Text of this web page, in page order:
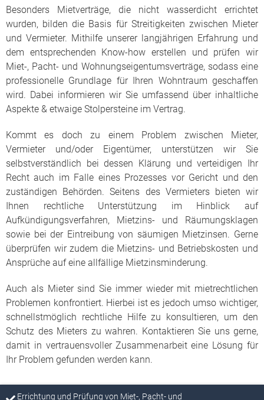
Besonders Mietverträge, die nicht wasserdicht errichtet
wurden, bilden die Basis für Streitigkeiten zwischen Mieter
und Vermieter. Mithilfe unserer langjährigen Erfahrung und
dem entsprechenden Know-how erstellen und prüfen wir
Miet-, Pacht- und Wohnungseigentumsverträge, sodass eine
professionelle Grundlage für Ihren Wohntraum geschaffen
wird. Dabei informieren wir Sie umfassend über inhaltliche
Aspekte & etwaige Stolpersteine im Vertrag.
Kommt es doch zu einem Problem zwischen Mieter,
Vermieter und/oder Eigentümer, unterstützen wir Sie
selbstverständlich bei dessen Klärung und verteidigen Ihr
Recht auch im Falle eines Prozesses vor Gericht und den
zuständigen Behörden. Seitens des Vermieters bieten wir
Ihnen rechtliche Unterstützung im Hinblick auf
Aufkündigungsverfahren, Mietzins- und Räumungsklagen
sowie bei der Eintreibung von säumigen Mietzinsen. Gerne
überprüfen wir zudem die Mietzins- und Betriebskosten und
Ansprüche auf eine allfällige Mietzinsminderung.
Auch als Mieter sind Sie immer wieder mit mietrechtlichen
Problemen konfrontiert. Hierbei ist es jedoch umso wichtiger,
schnellstmöglich rechtliche Hilfe zu konsultieren, um den
Schutz des Mieters zu wahren. Kontaktieren Sie uns gerne,
damit in vertrauensvoller Zusammenarbeit eine Lösung für
Ihr Problem gefunden werden kann.
Errichtung und Prüfung von Miet-, Pacht- und